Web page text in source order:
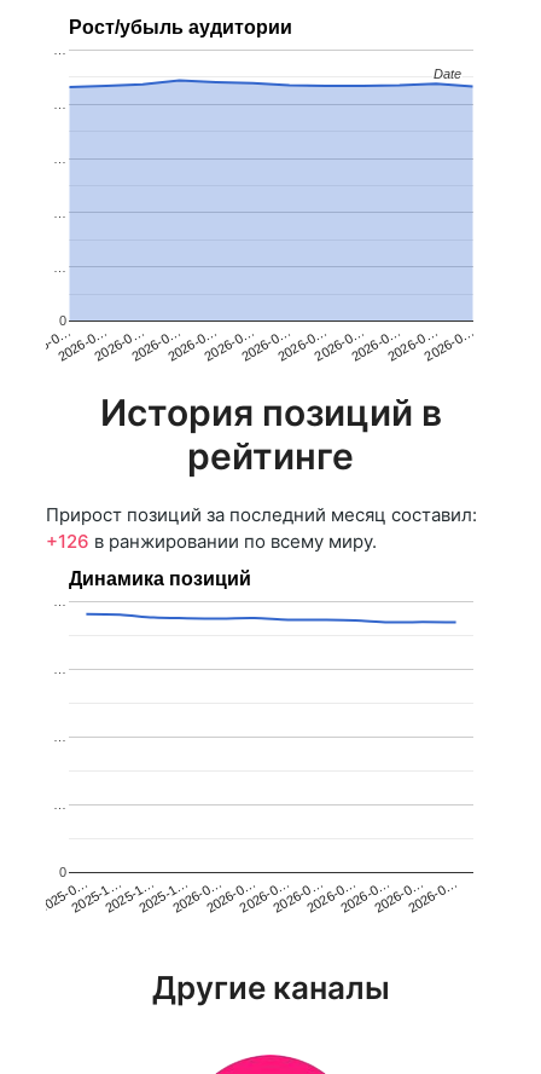
Рост/убыль аудитории
2026-0…2026-0…2026-0…2026-0…2026-0…2026-0…2026-0…2026-0…2026-0…2026-0…2026-0…2026-0…
0
…
…
Date
Date
История позиций в
рейтинге
Прирост позиций за последний месяц составил:
+126 в ранжировании по всему миру.
Динамика позиций
2025-0…2025-1…2025-1…2025-1…2026-0…2026-0…2026-0…2026-0…2026-0…2026-0…2026-0…2026-0…
0
…
…
…
…
Другие каналы